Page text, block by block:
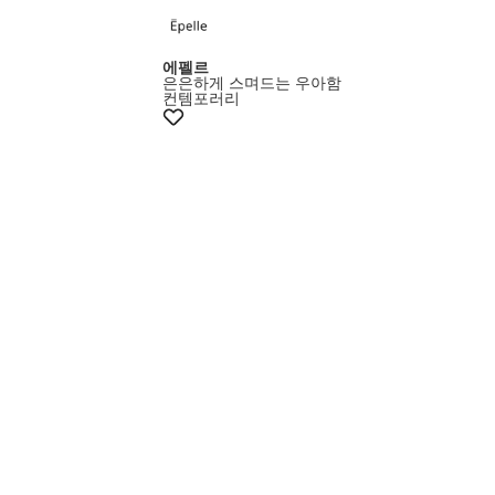
에펠르
은은하게 스며드는 우아함
컨템포러리